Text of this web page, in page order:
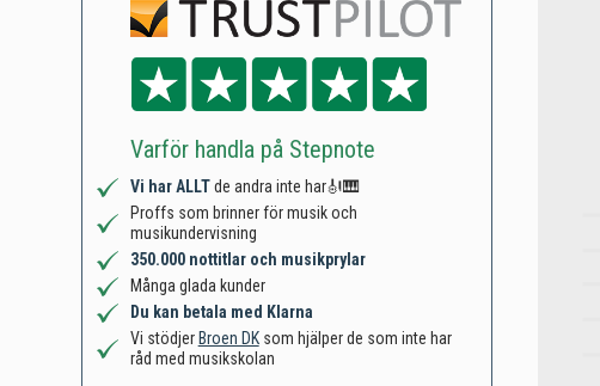
Varför handla på Stepnote
Vi har ALLTde andra inte har🎻🎹
Proffs som brinner för musik och
musikundervisning
350.000 nottitlar och musikprylar
Många glada kunder
Du kan betala med Klarna
Vi stödjer Broen DKsom hjälper de som inte har
råd med musikskolan